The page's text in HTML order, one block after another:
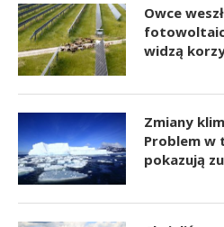
Owce
widzą
Zmiany
Problem w
pokazują